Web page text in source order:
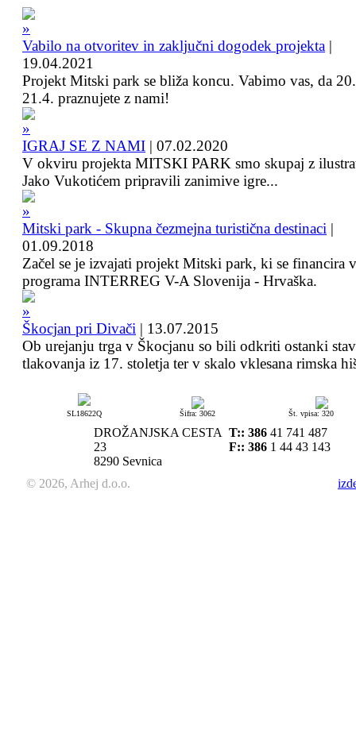
Vabilo na otvoritev in zaključni dogodek projekta |
19.04.2021
Projekt Mitski park se bliža koncu. Vabimo vas, da
21.4. praznujete z nami!
IGRAJ SE Z NAMI | 07.02.2020
V okviru projekta MITSKI PARK smo skupaj z
Jako Vukotićem pripravili zanimive igre...
Mitski park - Skupna čezmejna turistična destinaci |
01.09.2018
Začel se je izvajati projekt Mitski park, ki se financira
programa INTERREG V-A Slovenija - Hrvaška.
Škocjan pri Divači | 13.07.2015
Ob urejanju trga v Škocjanu so bili odkriti ostanki
tlakovanja iz 17. stoletja ter v skalo vklesana rimska
SL18622Q Šifra: 3062 Št. vpisa: 320
DROŽANJSKA CESTA
23
8290 Sevnica
T:: 386 41 741 487
F:: 386 1 44 43 143
© 2026, Arhej d.o.o.